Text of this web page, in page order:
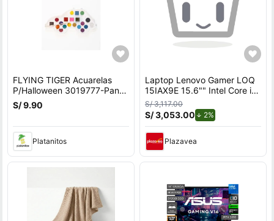
FLYING TIGER Acuarelas
P/Halloween 3019777-Pant-
A
S/ 9.90
Platanitos
Laptop Lenovo Gamer LOQ
15IAX9E 15.6"" Intel Core i5
512GB SSD 8GB NVIDIA
RTX2050
S/ 3,117.00
S/ 3,053.00 2%de descuento.
Plazavea